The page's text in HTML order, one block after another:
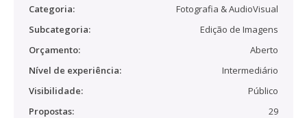
Categoria:
Fotografia & AudioVisual
Subcategoria:
Edição de Imagens
Orçamento:
Aberto
Nível de experiência:
Intermediário
Visibilidade:
Público
Propostas:
29